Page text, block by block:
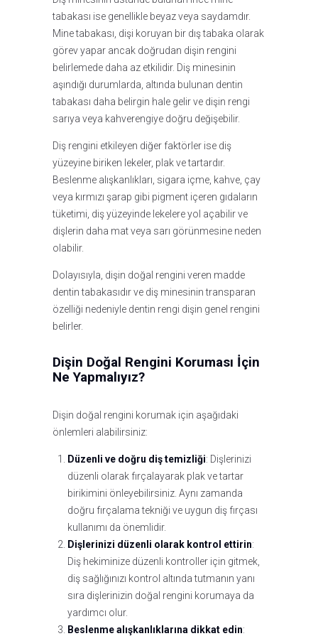
tabakası ise genellikle beyaz veya saydamdır.
Mine tabakası, dişi koruyan bir dış tabaka olarak
görev yapar ancak doğrudan dişin rengini
belirlemede daha az etkilidir. Diş minesinin
aşındığı durumlarda, altında bulunan dentin
tabakası daha belirgin hale gelir ve dişin rengi
sarıya veya kahverengiye doğru değişebilir.
Diş rengini etkileyen diğer faktörler ise diş
yüzeyine biriken lekeler, plak ve tartardır.
Beslenme alışkanlıkları, sigara içme, kahve, çay
veya kırmızı şarap gibi pigment içeren gıdaların
tüketimi, diş yüzeyinde lekelere yol açabilir ve
dişlerin daha mat veya sarı görünmesine neden
olabilir.
Dolayısıyla, dişin doğal rengini veren madde
dentin tabakasıdır ve diş minesinin transparan
özelliği nedeniyle dentin rengi dişin genel rengini
belirler.
Dişin Doğal Rengini Koruması İçin
Ne Yapmalıyız?
Dişin doğal rengini korumak için aşağıdaki
önlemleri alabilirsiniz:
Düzenli ve doğru diş temizliği: Dişlerinizi
düzenli olarak fırçalayarak plak ve tartar
birikimini önleyebilirsiniz. Aynı zamanda
doğru fırçalama tekniği ve uygun diş fırçası
kullanımı da önemlidir.
Dişlerinizi düzenli olarak kontrol ettirin:
Diş hekiminize düzenli kontroller için gitmek,
diş sağlığınızı kontrol altında tutmanın yanı
sıra dişlerinizin doğal rengini korumaya da
yardımcı olur.
Beslenme alışkanlıklarına dikkat edin: